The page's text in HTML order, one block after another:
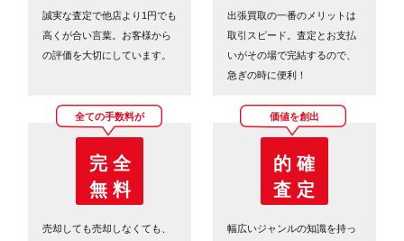
誠実な査定で他店より1円でも
高くが合い言葉。お客様から
の評価を大切にしています。
出張買取の一番のメリットは
取引スピード。査定とお支払
いがその場で完結するので、
急ぎの時に便利！
全ての手数料が
完 全
無 料
売却しても売却しなくても、
価値を創出
的 確
査 定
幅広いジャンルの知識を持っ